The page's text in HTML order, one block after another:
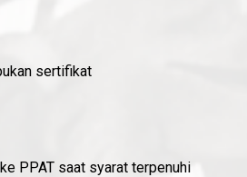
sertifikat
PPAT saat syarat terpenuhi